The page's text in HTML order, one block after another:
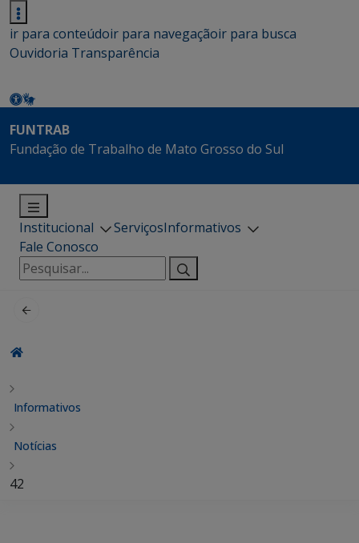
ir para conteúdoir para navegaçãoir para busca
Ouvidoria Transparência
FUNTRAB
Fundação de Trabalho de Mato Grosso do Sul
Institucional ServiçosInformativos
Fale Conosco
Pesquisar
por:
Informativos
Notícias
42